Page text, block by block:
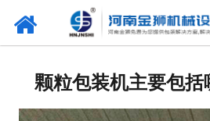
颗粒包装机主要包